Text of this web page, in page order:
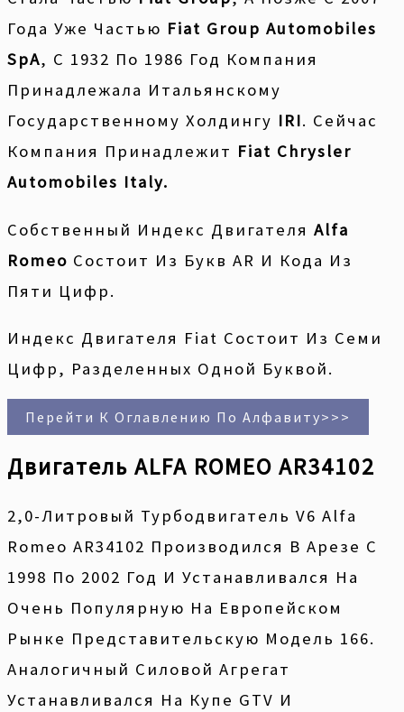
Года Уже Частью Fiat Group Automobiles
SpA, С 1932 По 1986 Год Компания
Принадлежала Итальянскому
Государственному Холдингу IRI. Сейчас
Компания Принадлежит Fiat Chrysler
Automobiles Italy.
Собственный Индекс Двигателя Alfa
Romeo Состоит Из Букв AR И Кода Из
Пяти Цифр.
Индекс Двигателя Fiat Состоит Из Семи
Цифр, Разделенных Одной Буквой.
Перейти К Оглавлению По Алфавиту>>>
Двигатель ALFA ROMEO AR34102
2,0-Литровый Турбодвигатель V6 Alfa
Romeo AR34102 Производился В Арезе С
1998 По 2002 Год И Устанавливался На
Очень Популярную На Европейском
Рынке Представительскую Модель 166.
Аналогичный Силовой Агрегат
Устанавливался На Купе GTV И